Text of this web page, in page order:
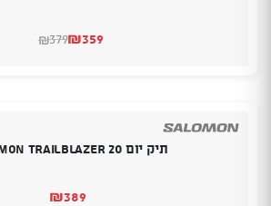
₪379
המחיר₪359
המחיר
תיק יום SALOMON TRAILBLAZER 20
₪389